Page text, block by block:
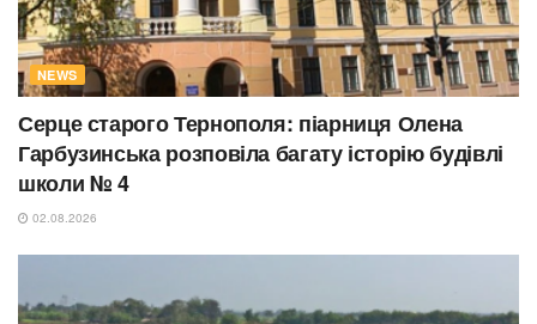
NEWS
Серце старого Тернополя: піарниця Олена
Гарбузинська розповіла багату історію будівлі
школи № 4
02.08.2026